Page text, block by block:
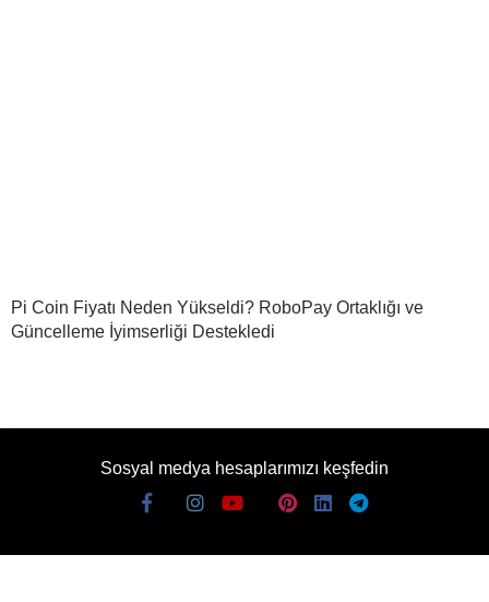
Pi Coin Fiyatı Neden Yükseldi? RoboPay Ortaklığı ve
Güncelleme İyimserliği Destekledi
Sosyal medya hesaplarımızı keşfedin